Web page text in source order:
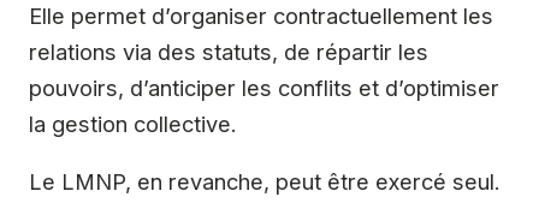
Elle permet d’organiser contractuellement les
relations via des statuts, de répartir les
pouvoirs, d’anticiper les conflits et d’optimiser
la gestion collective.
Le LMNP, en revanche, peut être exercé seul.